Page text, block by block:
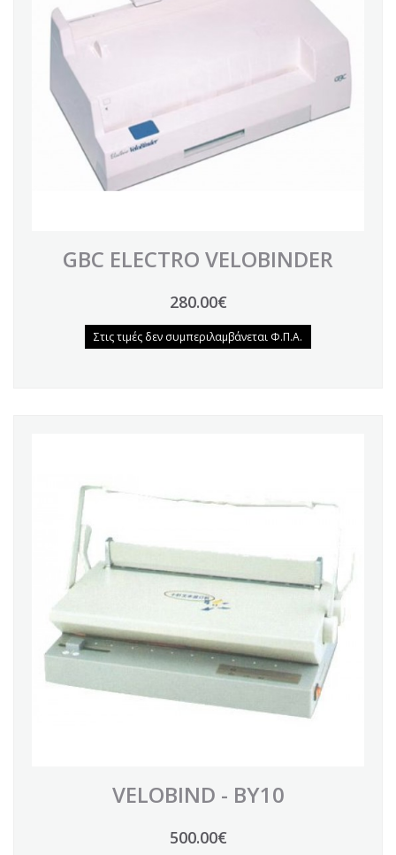
GBC ELECTRO VELOBINDER
280.00€
Στις τιμές δεν συμπεριλαμβάνεται Φ.Π.Α.
VELOBIND - BY10
500.00€